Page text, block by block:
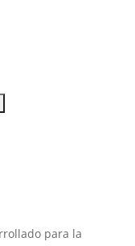
para la